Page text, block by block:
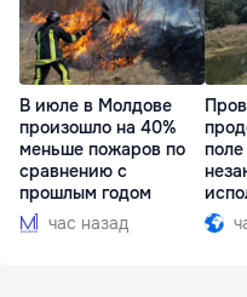
В июле в Молдове
произошло на 40%
меньше пожаров по
сравнению с
прошлым годом
час назад